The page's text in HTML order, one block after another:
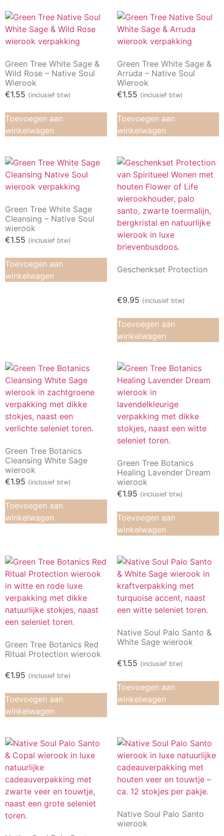
Green Tree White Sage &
Wild Rose – Native Soul
Wierook
€1.55 (inclusief btw)
Toevoegen aan
winkelwagen
Green Tree White Sage &
Arruda – Native Soul
Wierook
€1.55 (inclusief btw)
Toevoegen aan
winkelwagen
Green Tree White Sage
Cleansing – Native Soul
wierook
€1.55 (inclusief btw)
Toevoegen aan
winkelwagen
Geschenkset Protection
€9.95 (inclusief btw)
Toevoegen aan
winkelwagen
Green Tree Botanics
Cleansing White Sage
wierook
€1.95 (inclusief btw)
Toevoegen aan
winkelwagen
Green Tree Botanics
Healing Lavender Dream
wierook
€1.95 (inclusief btw)
Toevoegen aan
winkelwagen
Green Tree Botanics Red
Ritual Protection wierook
€1.95 (inclusief btw)
Toevoegen aan
winkelwagen
Native Soul Palo Santo &
White Sage wierook
€1.55 (inclusief btw)
Toevoegen aan
winkelwagen
Native Soul Palo Santo
wierook